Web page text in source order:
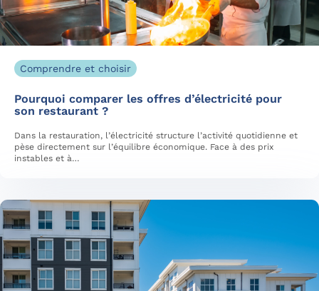
Comprendre et choisir
Pourquoi comparer les offres d’électricité pour
son restaurant ?
Dans la restauration, l’électricité structure l’activité quotidienne et
pèse directement sur l’équilibre économique. Face à des prix
instables et à…